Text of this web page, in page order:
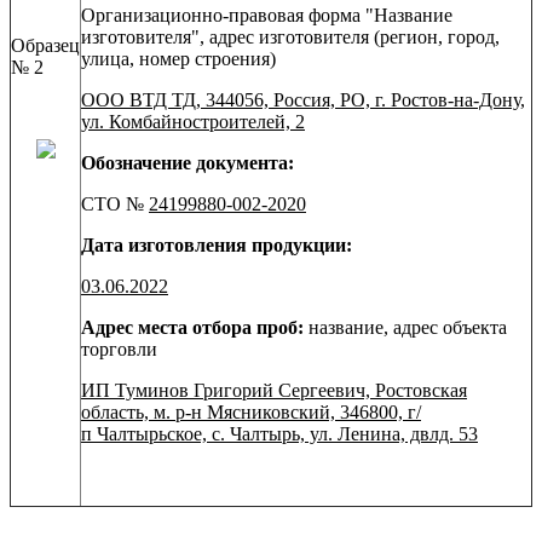
Образец
№ 2
Организационно-правовая форма "Название
изготовителя", адрес изготовителя (регион, город,
улица, номер строения)
ООО ВТД ТД, 344056, Россия, РО, г. Ростов-на-Дону,
ул. Комбайностроителей, 2
Обозначение документа:
СТО № 24199880-002-2020
Дата изготовления продукции:
03.06.2022
Адрес места отбора проб: название, адрес объекта
торговли
ИП Туминов Григорий Сергеевич, Ростовская
область, м. р-н Мясниковский, 346800, г/
п Чалтырьское, с. Чалтырь, ул. Ленина, двлд. 53